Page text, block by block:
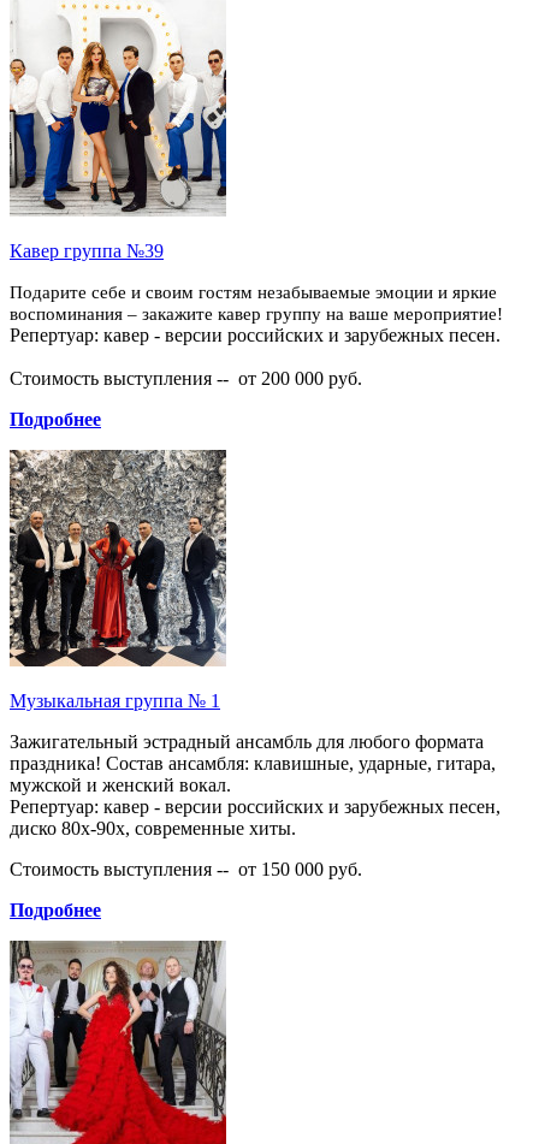
Кавер группа №39
Подарите себе и своим гостям незабываемые эмоции и яркие
воспоминания – закажите кавер группу на ваше мероприятие!
Репертуар: кавер - версии российских и зарубежных песен.
Стоимость выступления -- от 200 000 руб.
Подробнее
Музыкальная группа № 1
Зажигательный эстрадный ансамбль для любого формата
праздника! Состав ансамбля: клавишные, ударные, гитара,
мужской и женский вокал.
Репертуар: кавер - версии российских и зарубежных песен,
диско 80х-90х, современные хиты.
Стоимость выступления -- от 150 000 руб.
Подробнее